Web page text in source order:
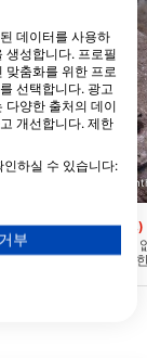
SAMOS DIVE CENTER
Karavopetra(★4.3)
카라보페트라는 조류가
할 수 있는 바위입니다.
해를 볼 수 있습니다. 이
데이터를 사용하
생성합니다. 프로필
맞춤화를 위한 프로
선택합니다. 광고
다양한 출처의 데이
개선합니다. 제한
하실 수 있습니다:
다.
거부